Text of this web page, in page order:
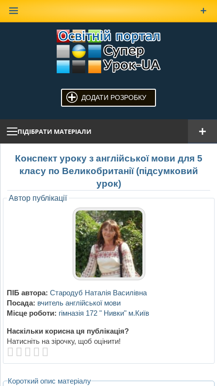
ДОДАТИ РОЗРОБКУ
ПІДІБРАТИ МАТЕРІАЛИ
Конспект уроку з англійської мови для 5
класу по Великобританії (підсумковий
урок)
Автор публікації
ПІБ автора: Стародуб Наталія Василівна
Посада: вчитель англійської мови
Місце роботи: гімназія 172 " Нивки" м.Київ
Наскільки корисна ця публікація?
Натисніть на зірочку, щоб оцінити!
Короткий опис матеріалу